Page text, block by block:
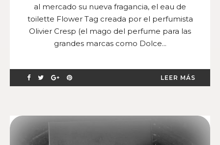
al mercado su nueva fragancia, el eau de
toilette Flower Tag creada por el perfumista
Olivier Cresp (el mago del perfume para las
grandes marcas como Dolce...
LEER MÁS